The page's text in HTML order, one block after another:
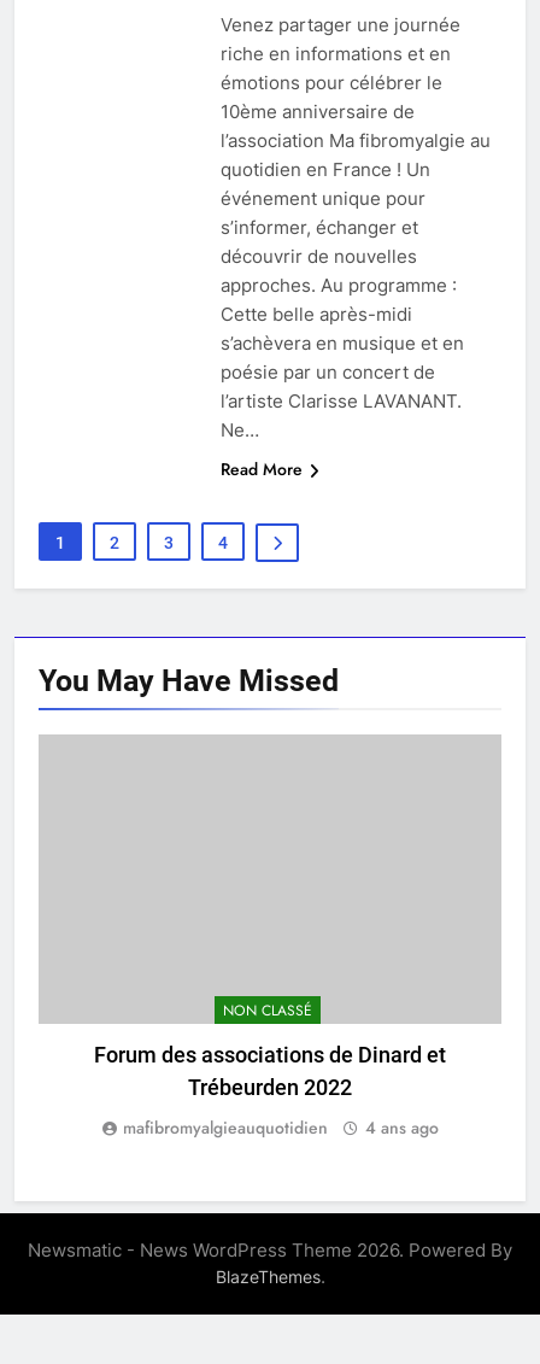
Venez partager une journée
riche en informations et en
émotions pour célébrer le
10ème anniversaire de
l’association Ma fibromyalgie au
quotidien en France ! Un
événement unique pour
s’informer, échanger et
découvrir de nouvelles
approches. Au programme :
Cette belle après-midi
s’achèvera en musique et en
poésie par un concert de
l’artiste Clarisse LAVANANT.
Ne…
Read More
1 2 3 4
You May Have Missed
NON CLASSÉ
Forum des associations de Dinard et
Trébeurden 2022
mafibromyalgieauquotidien 4 ans ago
Newsmatic - News WordPress Theme 2026. Powered By
BlazeThemes.